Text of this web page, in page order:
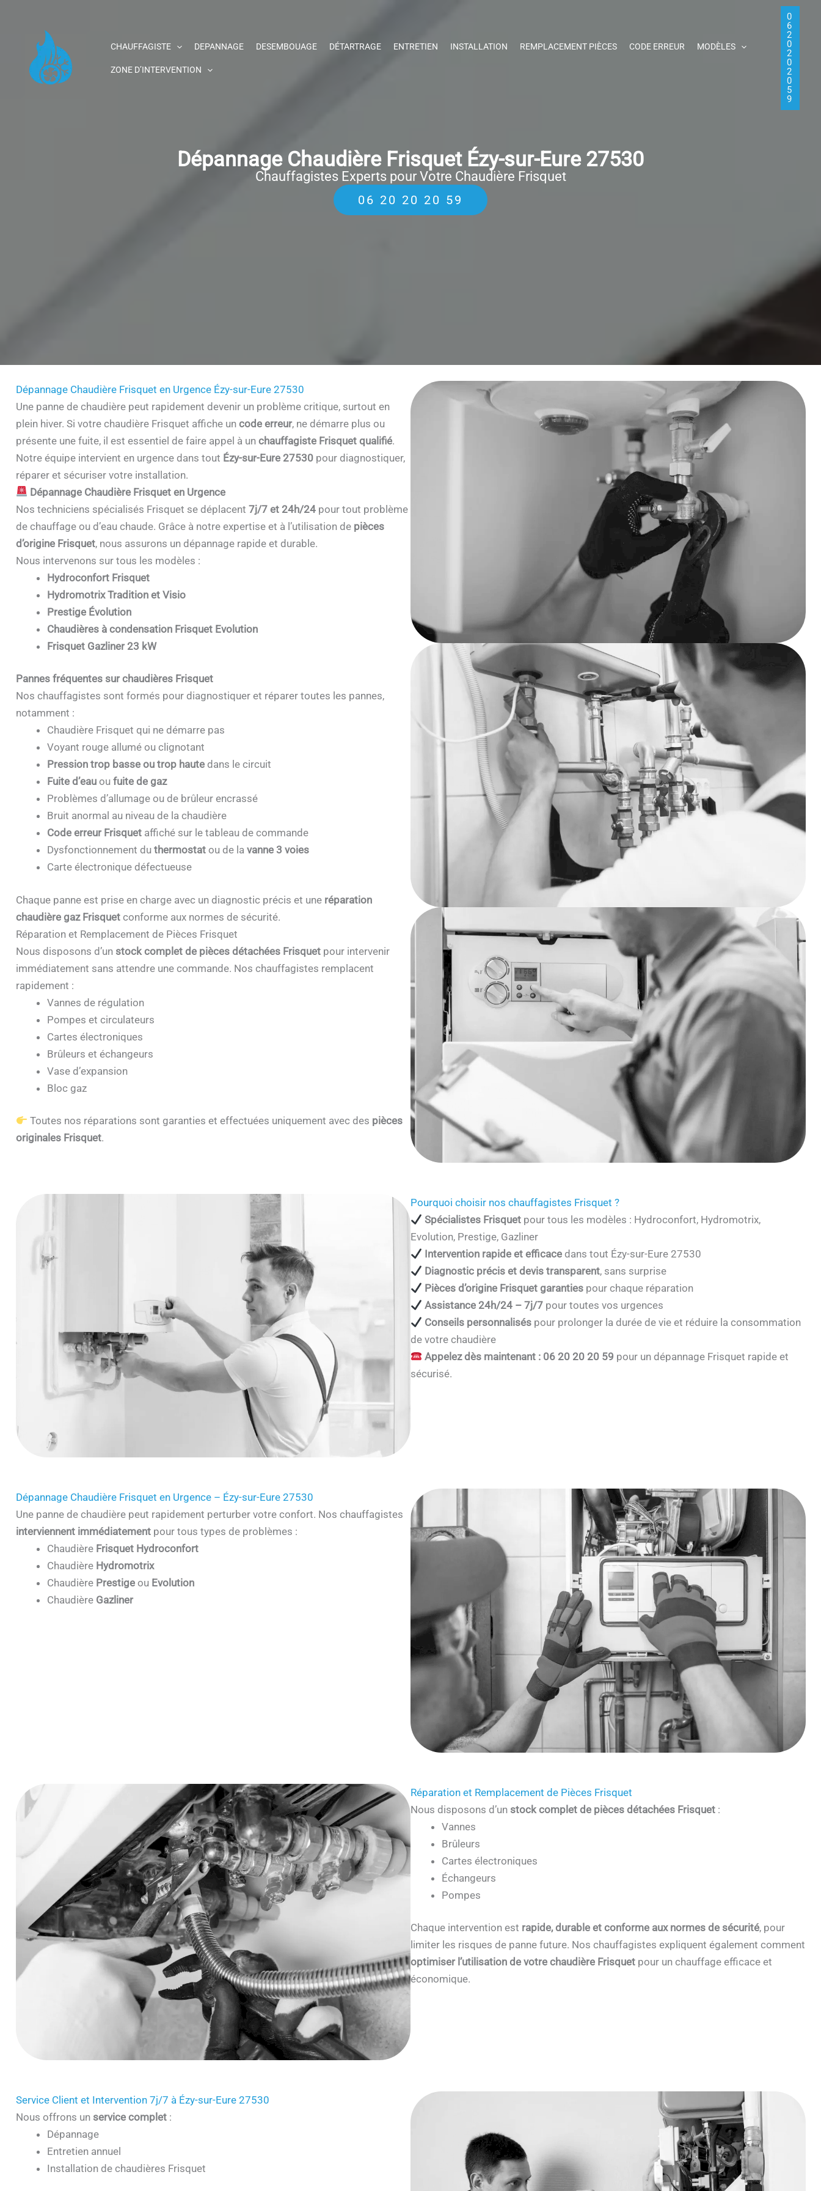
contenu
CHAUFFAGISTE DEPANNAGE DESEMBOUAGE DÉTARTRAGE ENTRETIEN INSTALLATION REMPLACEMENT PIÈCES CODE ERREUR MODÈLES
ZONE D’INTERVENTION
0
6
2
0
2
0
2
0
5
9
Dépannage Chaudière Frisquet Ézy-sur-Eure 27530
Chauffagistes Experts pour Votre Chaudière Frisquet
06 20 20 20 59
Dépannage Chaudière Frisquet en Urgence Ézy-sur-Eure 27530
Une panne de chaudière peut rapidement devenir un problème critique, surtout en
plein hiver. Si votre chaudière Frisquet affiche un code erreur, ne démarre plus ou
présente une fuite, il est essentiel de faire appel à un chauffagiste Frisquet qualifié.
Notre équipe intervient en urgence dans tout Ézy-sur-Eure 27530pour diagnostiquer,
réparer et sécuriser votre installation.
Dépannage Chaudière Frisquet en Urgence
Nos techniciens spécialisés Frisquet se déplacent 7j/7 et 24h/24pour tout problème
de chauffage ou d’eau chaude. Grâce à notre expertise et à l’utilisation de pièces
d’origine Frisquet, nous assurons un dépannage rapide et durable.
Nous intervenons sur tous les modèles :
Hydroconfort Frisquet
Hydromotrix Tradition et Visio
Prestige Évolution
Chaudières à condensation Frisquet Evolution
Frisquet Gazliner 23 kW
Pannes fréquentes sur chaudières Frisquet
Nos chauffagistes sont formés pour diagnostiquer et réparer toutes les pannes,
notamment :
Chaudière Frisquet qui ne démarre pas
Voyant rouge allumé ou clignotant
Pression trop basse ou trop hautedans le circuit
Fuite d’eauou fuite de gaz
Problèmes d’allumage ou de brûleur encrassé
Bruit anormal au niveau de la chaudière
Code erreur Frisquetaffiché sur le tableau de commande
Dysfonctionnement du thermostatou de la vanne 3 voies
Carte électronique défectueuse
Chaque panne est prise en charge avec un diagnostic précis et une réparation
chaudière gaz Frisquetconforme aux normes de sécurité.
Réparation et Remplacement de Pièces Frisquet
Nous disposons d’un stock complet de pièces détachées Frisquetpour intervenir
immédiatement sans attendre une commande. Nos chauffagistes remplacent
rapidement :
Vannes de régulation
Pompes et circulateurs
Cartes électroniques
Brûleurs et échangeurs
Vase d’expansion
Bloc gaz
Toutes nos réparations sont garanties et effectuées uniquement avec des pièces
originales Frisquet.
Pourquoi choisir nos chauffagistes Frisquet ?
Spécialistes Frisquet pour tous les modèles : Hydroconfort, Hydromotrix,
Evolution, Prestige, Gazliner
Intervention rapide et efficace dans tout Ézy-sur-Eure 27530
Diagnostic précis et devis transparent, sans surprise
Pièces d’origine Frisquet garanties pour chaque réparation
Assistance 24h/24 – 7j/7 pour toutes vos urgences
Conseils personnalisés pour prolonger la durée de vie et réduire la consommation
de votre chaudière
Appelez dès maintenant : 06 20 20 20 59 pour un dépannage Frisquet rapide et
sécurisé.
Dépannage Chaudière Frisquet en Urgence – Ézy-sur-Eure 27530
Une panne de chaudière peut rapidement perturber votre confort. Nos chauffagistes
interviennent immédiatementpour tous types de problèmes :
Chaudière Frisquet Hydroconfort
Chaudière Hydromotrix
Chaudière Prestigeou Evolution
Chaudière Gazliner
Réparation et Remplacement de Pièces Frisquet
Nous disposons d’un stock complet de pièces détachées Frisquet :
Vannes
Brûleurs
Cartes électroniques
Échangeurs
Pompes
Chaque intervention est rapide, durable et conforme aux normes de sécurité, pour
limiter les risques de panne future. Nos chauffagistes expliquent également comment
optimiser l’utilisation de votre chaudière Frisquet pour un chauffage efficace et
économique.
Service Client et Intervention 7j/7 à Ézy-sur-Eure 27530
Nous offrons un service complet:
Dépannage
Entretien annuel
Installation de chaudières Frisquet